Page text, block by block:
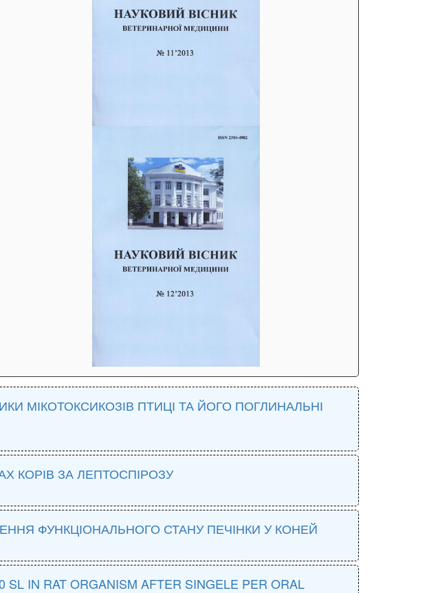
МІКОТОКСИКОЗІВ ПТИЦІ ТА ЙОГО ПОГЛИНАЛЬНІ
КОРІВ ЗА ЛЕПТОСПІРОЗУ
ФУНКЦІОНАЛЬНОГО СТАНУ ПЕЧІНКИ У КОНЕЙ
SL IN RAT ORGANISM AFTER SINGELE PER ORAL